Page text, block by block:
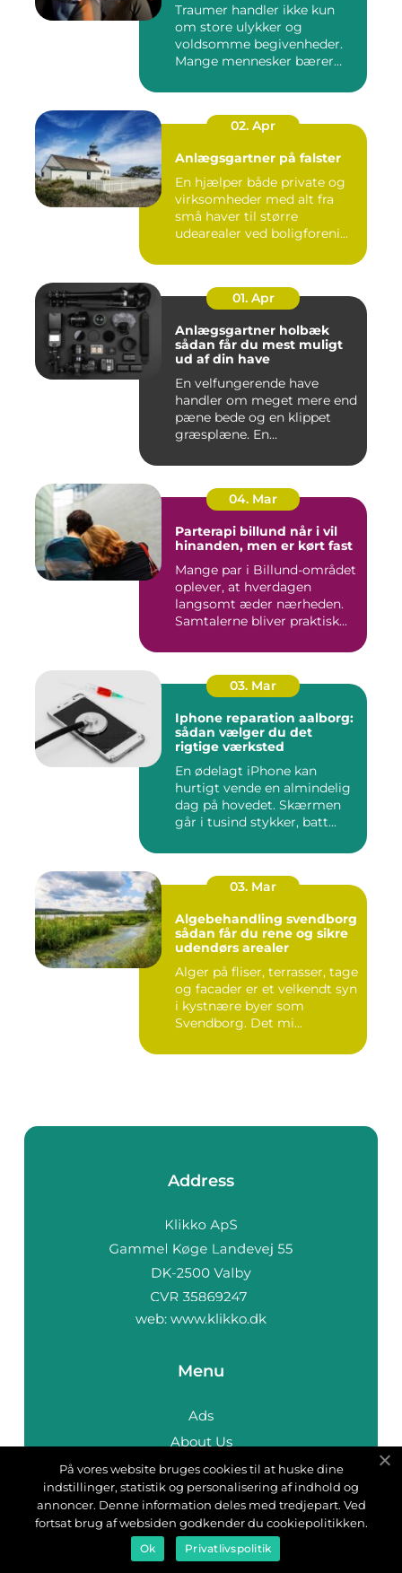
Traumer handler ikke kun
om store ulykker og
voldsomme begivenheder.
Mange mennesker bærer
02. Apr
Anlægsgartner på falster
En hjælper både private og
virksomheder med alt fra
små haver til større
udearealer ved boligforeni...
01. Apr
Anlægsgartner holbæk
sådan får du mest muligt
ud af din have
En velfungerende have
handler om meget mere end
pæne bede og en klippet
græsplæne. En
04. Mar
Parterapi billund når i vil
hinanden, men er kørt fast
Mange par i Billund-området
oplever, at hverdagen
langsomt æder nærheden.
Samtalerne bliver praktisk...
03. Mar
Iphone reparation aalborg:
sådan vælger du det
rigtige værksted
En ødelagt iPhone kan
hurtigt vende en almindelig
dag på hovedet. Skærmen
går i tusind stykker, batt...
03. Mar
Algebehandling svendborg
sådan får du rene og sikre
udendørs arealer
Alger på fliser, terrasser, tage
og facader er et velkendt syn
i kystnære byer som
Svendborg. Det mi...
Address
web: www.klikko.dk
Menu
Ads
About Us
Cookies
Contact
Sitemap
På vores website bruges cookies til at huske dine
indstillinger, statistik og personalisering af indhold og
annoncer. Denne information deles med tredjepart. Ved
fortsat brug af websiden godkender du cookiepolitikken.
Ok Privatlivspolitik